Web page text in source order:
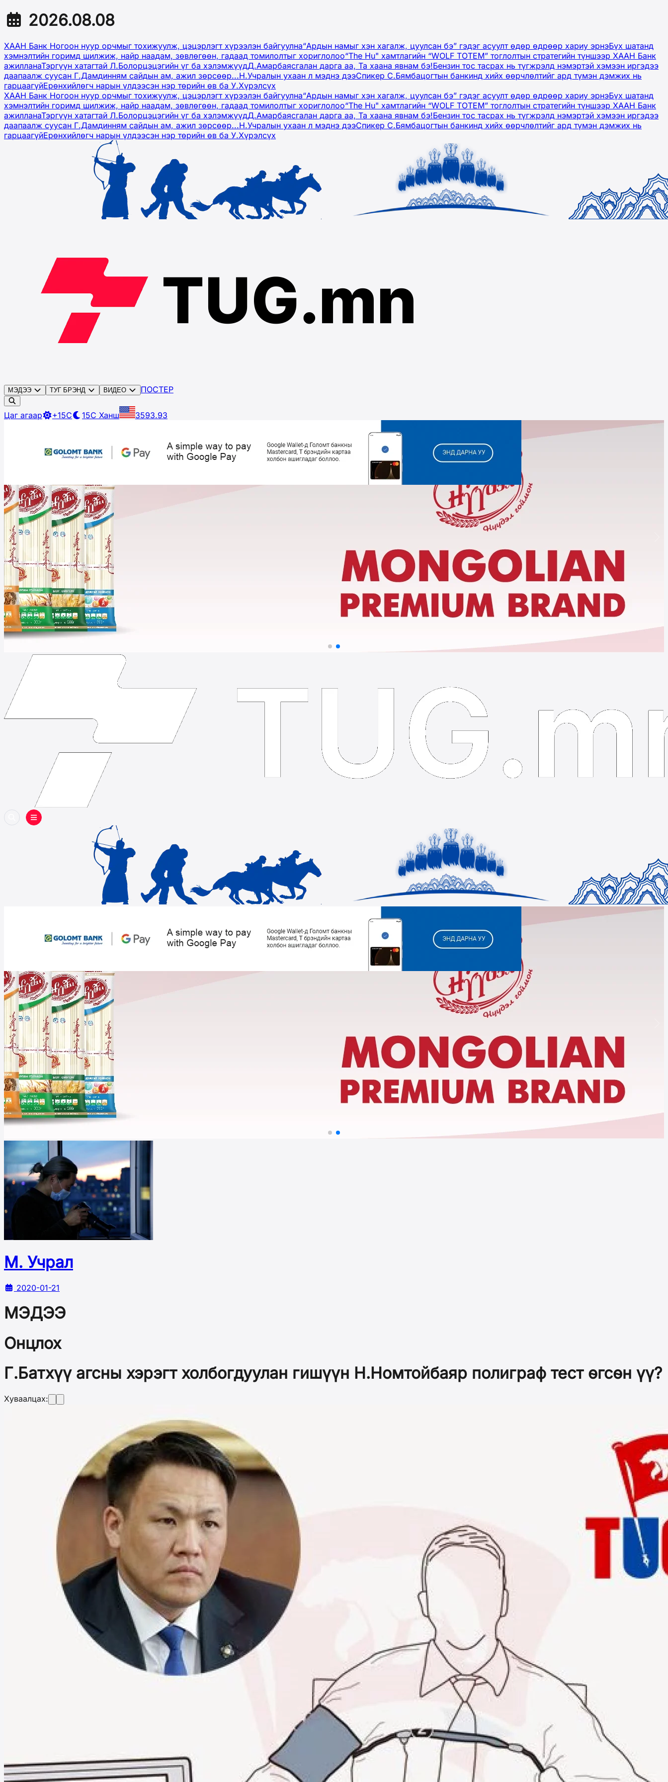
2026.08.08
ХААН Банк Ногоон нуур орчмыг тохижуулж, цэцэрлэгт хүрээлэн байгуулна“Ардын намыг хэн хагалж, цуулсан бэ” гэдэг асуулт өдөр өдрөөр хариу эрнэБүх шатанд
хэмнэлтийн горимд шилжиж, найр наадам, зөвлөгөөн, гадаад томилолтыг хориглолоо“The Hu" хамтлагийн “WOLF TOTEM” тоглолтын стратегийн түншээр ХААН Банк
ажилланаТэргүүн хатагтай Л.Болорцэцэгийн үг ба хэлэмжүүдД.Амарбаясгалан дарга аа, Та хаана явнам бэ!Бензин тос тасрах нь түгжрэлд нэмэртэй хэмээн иргэдээ
даапаалж суусан Г.Дамдинням сайдын ам, ажил зөрсөөр...Н.Учралын ухаан л мэднэ дээСпикер С.Бямбацогтын банкинд хийх өөрчлөлтийг ард түмэн дэмжих нь
гарцаагүйЕрөнхийлөгч нарын үлдээсэн нэр төрийн өв ба У.Хүрэлсүх
ХААН Банк Ногоон нуур орчмыг тохижуулж, цэцэрлэгт хүрээлэн байгуулна“Ардын намыг хэн хагалж, цуулсан бэ” гэдэг асуулт өдөр өдрөөр хариу эрнэБүх шатанд
хэмнэлтийн горимд шилжиж, найр наадам, зөвлөгөөн, гадаад томилолтыг хориглолоо“The Hu" хамтлагийн “WOLF TOTEM” тоглолтын стратегийн түншээр ХААН Банк
ажилланаТэргүүн хатагтай Л.Болорцэцэгийн үг ба хэлэмжүүдД.Амарбаясгалан дарга аа, Та хаана явнам бэ!Бензин тос тасрах нь түгжрэлд нэмэртэй хэмээн иргэдээ
даапаалж суусан Г.Дамдинням сайдын ам, ажил зөрсөөр...Н.Учралын ухаан л мэднэ дээСпикер С.Бямбацогтын банкинд хийх өөрчлөлтийг ард түмэн дэмжих нь
гарцаагүйЕрөнхийлөгч нарын үлдээсэн нэр төрийн өв ба У.Хүрэлсүх
МЭДЭЭ ТУГ БРЭНД ВИДЕО ПОСТЕР
Цаг агаар +15C 15C Ханш 3593.93
М. Учрал
2020-01-21
МЭДЭЭ
Онцлох
Г.Батхүү агсны хэрэгт холбогдуулан гишүүн Н.Номтойбаяр полиграф тест өгсөн үү?
Хуваалцах: